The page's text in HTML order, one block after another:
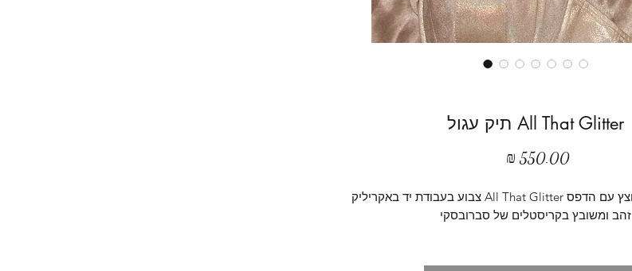
All That Glitter תיק עגול
‏550.00 ‏₪
תיק קטן מהמם ונוצץ עם הדפס All That Glitter צבוע בעבודת יד באקריליק
זהב ומשובץ בקריסטלים של סברובסקי